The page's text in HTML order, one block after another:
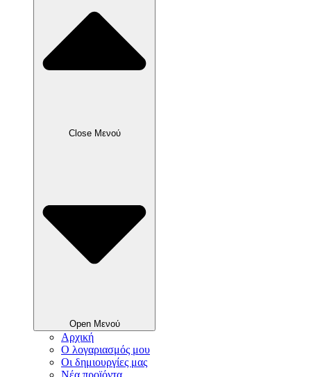
Close Μενού
Open Μενού
Αρχική
Ο λογαριασμός μου
Οι δημιουργίες μας